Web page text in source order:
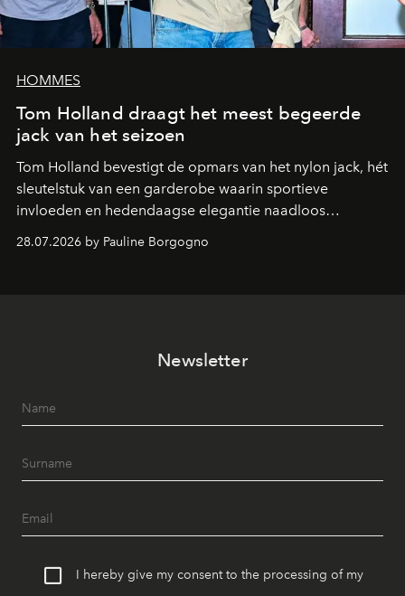
HOMMES
Tom Holland draagt het meest begeerde
jack van het seizoen
Tom Holland bevestigt de opmars van het nylon jack, hét
sleutelstuk van een garderobe waarin sportieve
invloeden en hedendaagse elegantie naadloos
samenkomen.
28.07.2026 by Pauline Borgogno
Newsletter
I hereby give my consent to the processing of my